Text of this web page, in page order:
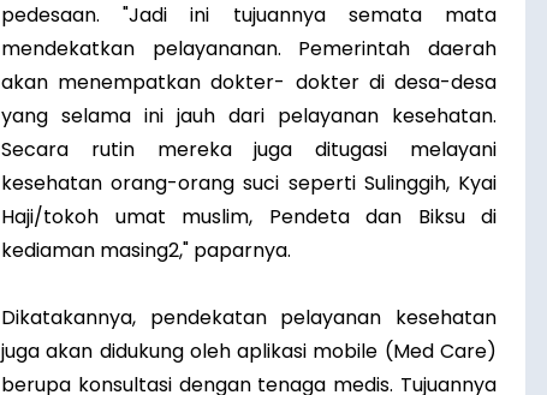
pedesaan. "Jadi ini tujuannya semata mata
mendekatkan pelayananan. Pemerintah daerah
akan menempatkan dokter- dokter di desa-desa
yang selama ini jauh dari pelayanan kesehatan.
Secara rutin mereka juga ditugasi melayani
kesehatan orang-orang suci seperti Sulinggih, Kyai
Haji/tokoh umat muslim, Pendeta dan Biksu di
kediaman masing2," paparnya.
Dikatakannya, pendekatan pelayanan kesehatan
juga akan didukung oleh aplikasi mobile (Med Care)
berupa konsultasi dengan tenaga medis. Tujuannya